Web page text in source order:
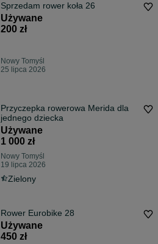
Sprzedam rower koła 26
Używane
200 zł
Nowy Tomyśl
25 lipca 2026
Przyczepka rowerowa Merida dla
jednego dziecka
Używane
1 000 zł
Nowy Tomyśl
19 lipca 2026
Zielony
Rower Eurobike 28
Używane
450 zł